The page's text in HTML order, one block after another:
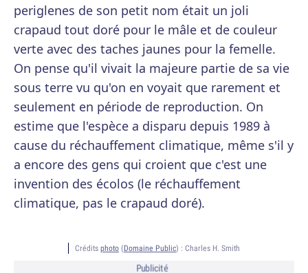
periglenes de son petit nom était un joli
crapaud tout doré pour le mâle et de couleur
verte avec des taches jaunes pour la femelle.
On pense qu'il vivait la majeure partie de sa vie
sous terre vu qu'on en voyait que rarement et
seulement en période de reproduction. On
estime que l'espèce a disparu depuis 1989 à
cause du réchauffement climatique, même s'il y
a encore des gens qui croient que c'est une
invention des écolos (le réchauffement
climatique, pas le crapaud doré).
Crédits photo (Domaine Public) : Charles H. Smith
Publicité